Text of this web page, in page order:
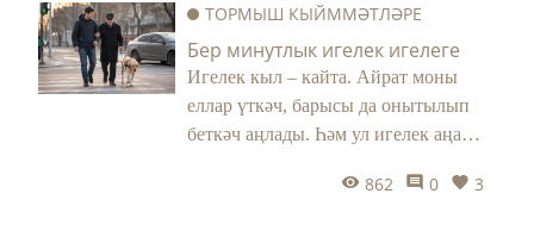
кызык комедия күргәннәр диярсең!
ТОРМЫШ КЫЙММӘТЛӘРЕ
Бер минутлык игелек игелеге
Игелек кыл – кайта. Айрат моны
еллар үткәч, барысы да онытылып
беткәч аңлады. Һәм ул игелек аңа
862 0 3